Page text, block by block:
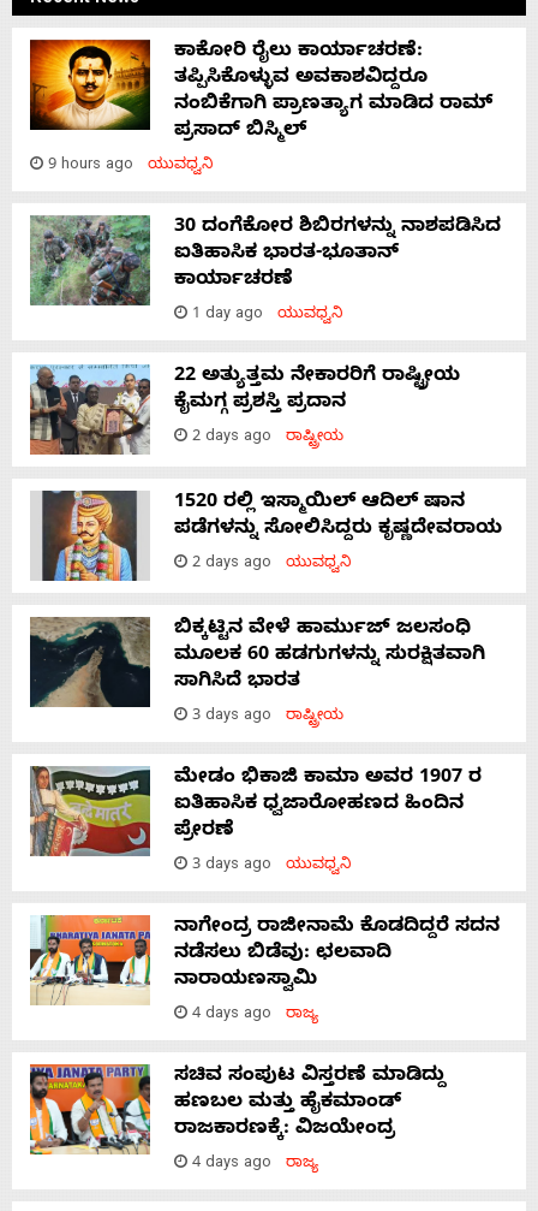
ಕಾಕೋರಿ ರೈಲು ಕಾರ್ಯಾಚರಣೆ:
ತಪ್ಪಿಸಿಕೊಳ್ಳುವ ಅವಕಾಶವಿದ್ದರೂ
ನಂಬಿಕೆಗಾಗಿ ಪ್ರಾಣತ್ಯಾಗ ಮಾಡಿದ ರಾಮ್
ಪ್ರಸಾದ್ ಬಿಸ್ಮಿಲ್
9 hours ago ಯುವಧ್ವನಿ
30 ದಂಗೆಕೋರ ಶಿಬಿರಗಳನ್ನು ನಾಶಪಡಿಸಿದ
ಐತಿಹಾಸಿಕ ಭಾರತ-ಭೂತಾನ್
ಕಾರ್ಯಾಚರಣೆ
1 day ago ಯುವಧ್ವನಿ
22 ಅತ್ಯುತ್ತಮ ನೇಕಾರರಿಗೆ ರಾಷ್ಟ್ರೀಯ
ಕೈಮಗ್ಗ ಪ್ರಶಸ್ತಿ ಪ್ರದಾನ
2 days ago ರಾಷ್ಟ್ರೀಯ
1520 ರಲ್ಲಿ ಇಸ್ಮಾಯಿಲ್ ಆದಿಲ್ ಷಾನ
ಪಡೆಗಳನ್ನು ಸೋಲಿಸಿದ್ದರು ಕೃಷ್ಣದೇವರಾಯ
2 days ago ಯುವಧ್ವನಿ
ಬಿಕ್ಕಟ್ಟಿನ ವೇಳೆ ಹಾರ್ಮುಜ್ ಜಲಸಂಧಿ
ಮೂಲಕ 60 ಹಡಗುಗಳನ್ನು ಸುರಕ್ಷಿತವಾಗಿ
ಸಾಗಿಸಿದೆ ಭಾರತ
3 days ago ರಾಷ್ಟ್ರೀಯ
ಮೇಡಂ ಭಿಕಾಜಿ ಕಾಮಾ ಅವರ 1907 ರ
ಐತಿಹಾಸಿಕ ಧ್ವಜಾರೋಹಣದ ಹಿಂದಿನ
ಪ್ರೇರಣೆ
3 days ago ಯುವಧ್ವನಿ
ನಾಗೇಂದ್ರ ರಾಜೀನಾಮೆ ಕೊಡದಿದ್ದರೆ ಸದನ
ನಡೆಸಲು ಬಿಡೆವು: ಛಲವಾದಿ
ನಾರಾಯಣಸ್ವಾಮಿ
4 days ago ರಾಜ್ಯ
ಸಚಿವ ಸಂಪುಟ ವಿಸ್ತರಣೆ ಮಾಡಿದ್ದು
ಹಣಬಲ ಮತ್ತು ಹೈಕಮಾಂಡ್
ರಾಜಕಾರಣಕ್ಕೆ: ವಿಜಯೇಂದ್ರ
4 days ago ರಾಜ್ಯ